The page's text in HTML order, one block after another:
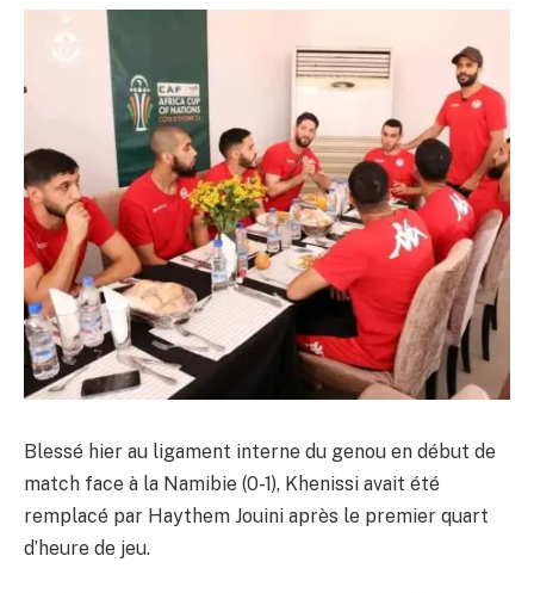
Blessé hier au ligament interne du genou en début de
match face à la Namibie (0-1), Khenissi avait été
remplacé par Haythem Jouini après le premier quart
d’heure de jeu.